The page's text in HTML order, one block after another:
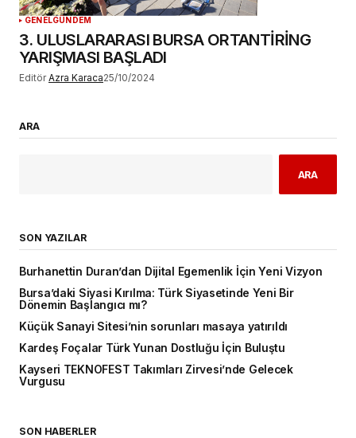
GENELGÜNDEM
3. ULUSLARARASI BURSA ORTANTİRİNG
YARIŞMASI BAŞLADI
Editör Azra Karaca25/10/2024
ARA
ARA
SON YAZILAR
Burhanettin Duran’dan Dijital Egemenlik İçin Yeni Vizyon
Bursa’daki Siyasi Kırılma: Türk Siyasetinde Yeni Bir
Dönemin Başlangıcı mı?
Küçük Sanayi Sitesi’nin sorunları masaya yatırıldı
Kardeş Foçalar Türk Yunan Dostluğu İçin Buluştu
Kayseri TEKNOFEST Takımları Zirvesi’nde Gelecek
Vurgusu
SON HABERLER